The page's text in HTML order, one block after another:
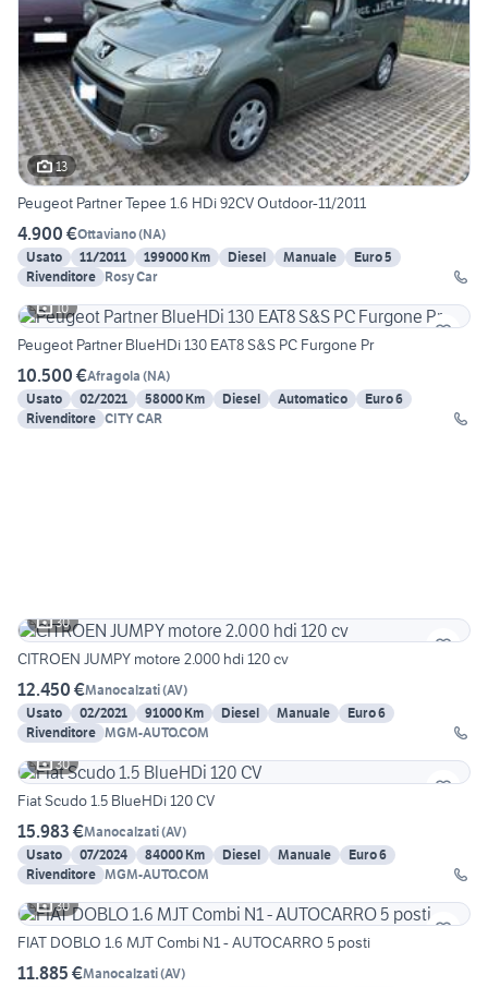
13
Peugeot Partner Tepee 1.6 HDi 92CV Outdoor-11/2011
4.900 €Ottaviano(NA)
Usato
11/2011 199000 Km Diesel Manuale
Euro 5
Rivenditore Rosy Car
10
Peugeot Partner BlueHDi 130 EAT8 S&S PC Furgone Pr
10.500 €Afragola (NA)
Usato
02/2021 58000 Km Diesel Automatico
Euro 6
Rivenditore CITY CAR
30
CITROEN JUMPY motore 2.000 hdi 120 cv
12.450 €Manocalzati(AV)
Usato
02/2021 91000 Km Diesel Manuale
Euro 6
Rivenditore MGM-AUTO.COM
30
Fiat Scudo 1.5 BlueHDi 120 CV
15.983 €Manocalzati(AV)
Usato
07/2024 84000 Km Diesel Manuale
Euro 6
Rivenditore MGM-AUTO.COM
30
FIAT DOBLO 1.6 MJT Combi N1 - AUTOCARRO 5 posti
11.885 €Manocalzati(AV)